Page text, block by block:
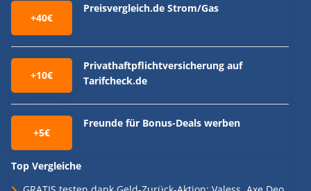
+40€
Preisvergleich.de Strom/Gas
+10€
Privathaftpflichtversicherung auf
Tarifcheck.de
+5€
Freunde für Bonus-Deals werben
Top Vergleiche